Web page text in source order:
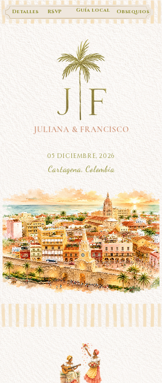
Guía local
Detalles RSVP Obsequios
JULIANA & FRANCISCO
05 DICIEMBRE, 2026
Cartagena, Colombia